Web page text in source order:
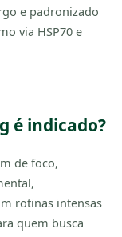
e padronizado
via HSP70 e
é indicado?
de foco,
rotinas intensas
quem busca